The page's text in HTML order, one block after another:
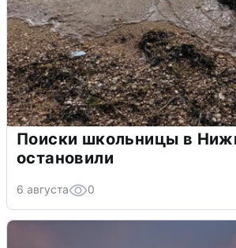
Поиски школьницы в
остановили
6 августа 0